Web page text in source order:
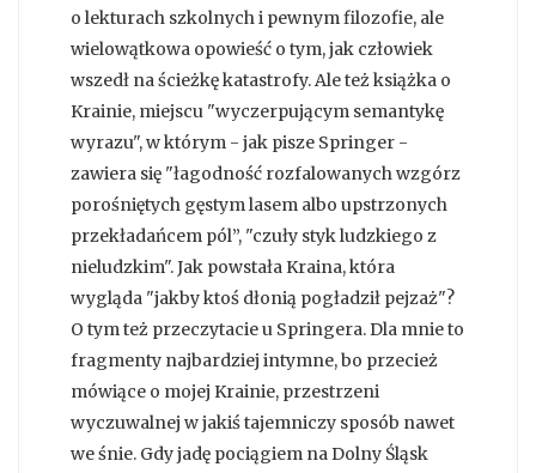
o lekturach szkolnych i pewnym filozofie, ale
wielowątkowa opowieść o tym, jak człowiek
wszedł na ścieżkę katastrofy. Ale też książka o
Krainie, miejscu "wyczerpującym semantykę
wyrazu", w którym - jak pisze Springer -
zawiera się "łagodność rozfalowanych wzgórz
porośniętych gęstym lasem albo upstrzonych
przekładańcem pól”, "czuły styk ludzkiego z
nieludzkim". Jak powstała Kraina, która
wygląda "jakby ktoś dłonią pogładził pejzaż"?
O tym też przeczytacie u Springera. Dla mnie to
fragmenty najbardziej intymne, bo przecież
mówiące o mojej Krainie, przestrzeni
wyczuwalnej w jakiś tajemniczy sposób nawet
we śnie. Gdy jadę pociągiem na Dolny Śląsk